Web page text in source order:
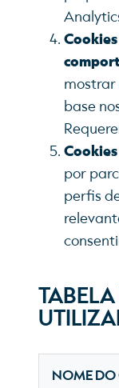
mostrar
base
por
perfis
NOME DO